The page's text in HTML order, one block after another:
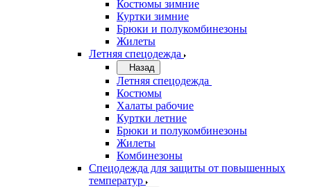
Костюмы зимние
Куртки зимние
Брюки и полукомбинезоны
Жилеты
Летняя спецодежда
Назад
Летняя спецодежда
Костюмы
Халаты рабочие
Куртки летние
Брюки и полукомбинезоны
Жилеты
Комбинезоны
Спецодежда для защиты от повышенных
температур